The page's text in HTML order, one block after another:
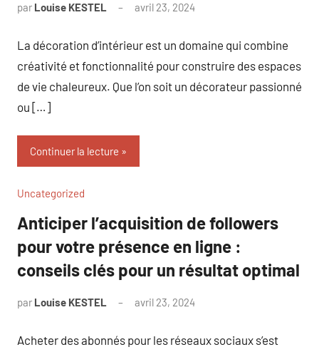
par Louise KESTEL avril 23, 2024
La décoration d’intérieur est un domaine qui combine
créativité et fonctionnalité pour construire des espaces
de vie chaleureux. Que l’on soit un décorateur passionné
ou […]
Continuer la lecture
Uncategorized
Anticiper l’acquisition de followers
pour votre présence en ligne :
conseils clés pour un résultat optimal
par Louise KESTEL avril 23, 2024
Acheter des abonnés pour les réseaux sociaux s’est